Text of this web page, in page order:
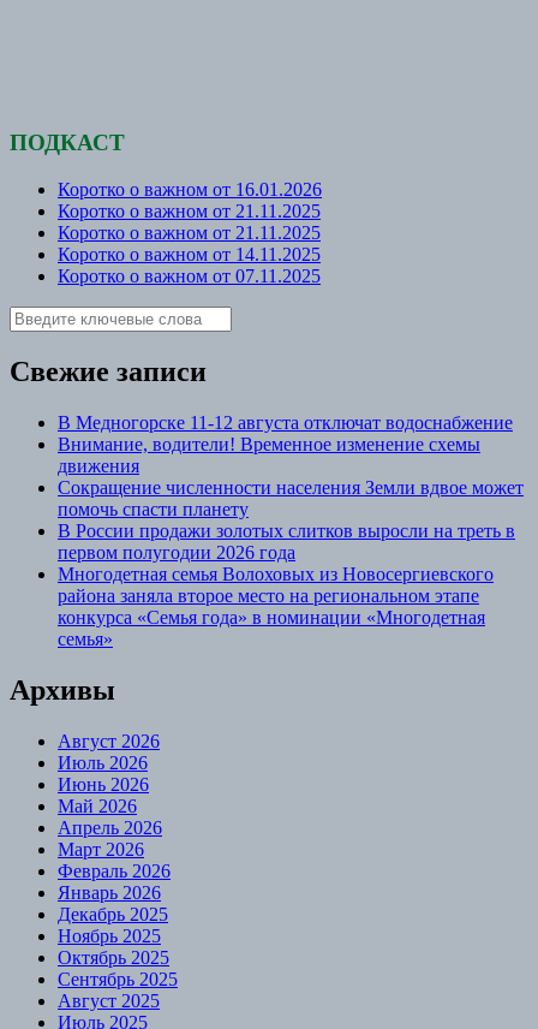
ПОДКАСТ
Коротко о важном от 16.01.2026
Коротко о важном от 21.11.2025
Коротко о важном от 21.11.2025
Коротко о важном от 14.11.2025
Коротко о важном от 07.11.2025
Свежие записи
В Медногорске 11-12 августа отключат водоснабжение
Внимание, водители! Временное изменение схемы
движения
Сокращение численности населения Земли вдвое может
помочь спасти планету
В России продажи золотых слитков выросли на треть в
первом полугодии 2026 года
Многодетная семья Волоховых из Новосергиевского
района заняла второе место на региональном этапе
конкурса «Семья года» в номинации «Многодетная
семья»
Архивы
Август 2026
Июль 2026
Июнь 2026
Май 2026
Апрель 2026
Март 2026
Февраль 2026
Январь 2026
Декабрь 2025
Ноябрь 2025
Октябрь 2025
Сентябрь 2025
Август 2025
Июль 2025